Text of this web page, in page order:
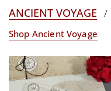
ANCIENT VOYAGE /
Shop Ancient Voyage